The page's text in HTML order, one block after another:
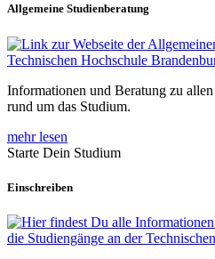
Allgemeine Studienberatung
Informationen und Beratung zu
rund um das Studium.
mehr lesen
Starte Dein Studium
Einschreiben